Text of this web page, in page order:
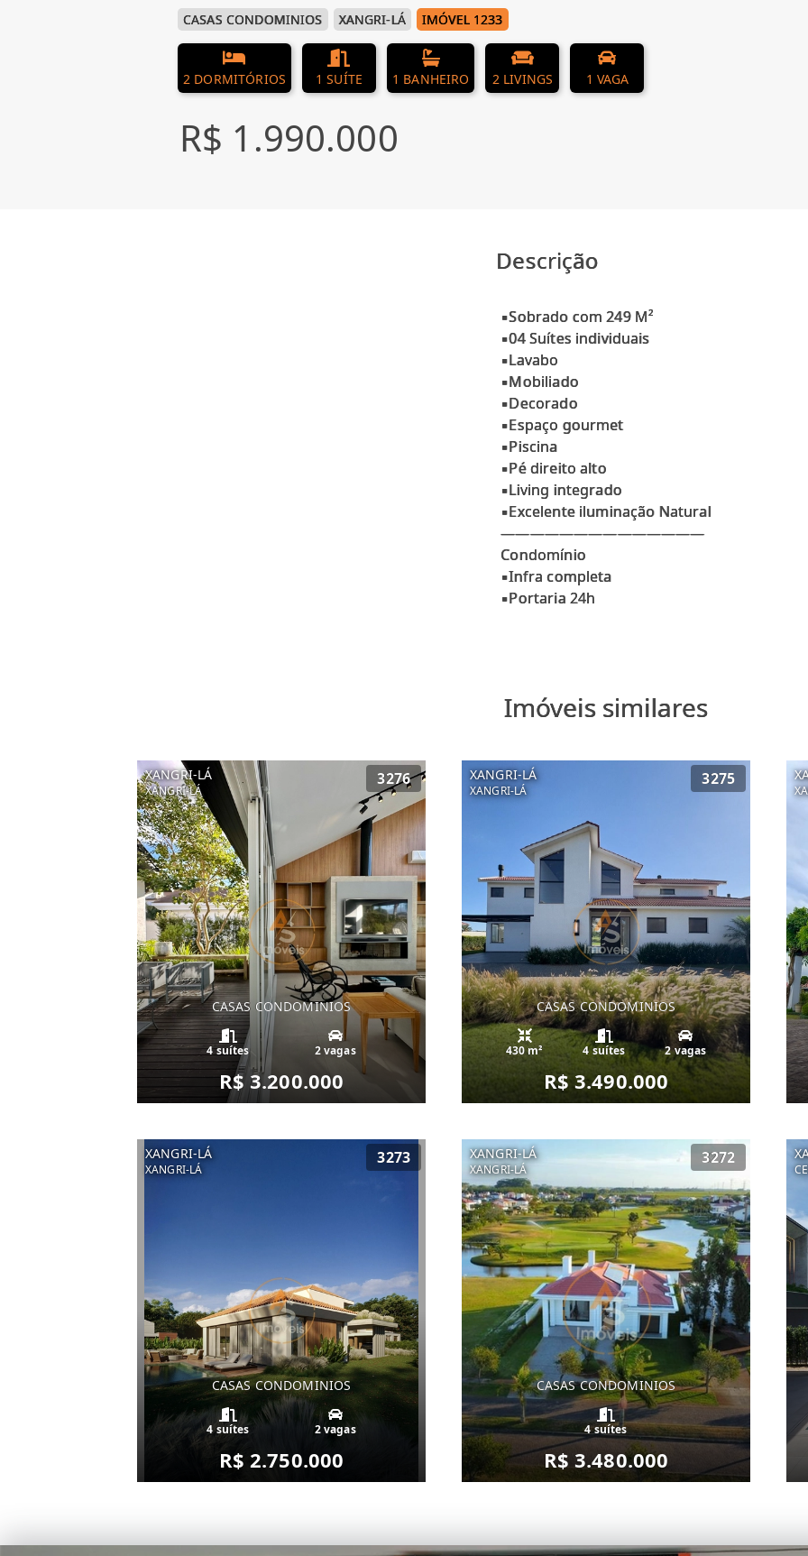
CASAS CONDOMINIOS XANGRI-LÁ IMÓVEL 1233
2 DORMITÓRIOS 1 SUÍTE 1 BANHEIRO 2 LIVINGS 1 VAGA
R$ 1.990.000
Descrição
▪Sobrado com 249 M²
▪04 Suítes individuais
▪Lavabo
▪Mobiliado
▪Decorado
▪Espaço gourmet
▪Piscina
▪Pé direito alto
▪Living integrado
▪Excelente iluminação Natural
——————————————
Condomínio
▪Infra completa
Imóveis similares
XANGRI-LÁ
XANGRI-LÁ
3276
CASAS CONDOMINIOS
4 suítes 2 vagas
R$ 3.200.000
XANGRI-LÁ
XANGRI-LÁ
3275
CASAS CONDOMINIOS
430 m² 4 suítes 2 vagas
R$ 3.490.000
XANGRI-LÁ
XANGRI-LÁ
3273
CASAS CONDOMINIOS
4 suítes 2 vagas
R$ 2.750.000
XANGRI-LÁ
XANGRI-LÁ
3272
CASAS CONDOMINIOS
4 suítes
R$ 3.480.000